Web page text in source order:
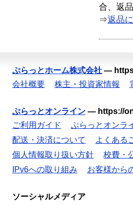
合、返
⇒返品
ぷらっとホーム株式会社 —
会社概要
株主・投資家情報
ぷらっとオンライン — https://
ご利用ガイド
ぷらっとオンラ
配送・決済について
よくある
個人情報取り扱い方針
校費・
IPv6への取り組み
お客様から
ソーシャルメディア